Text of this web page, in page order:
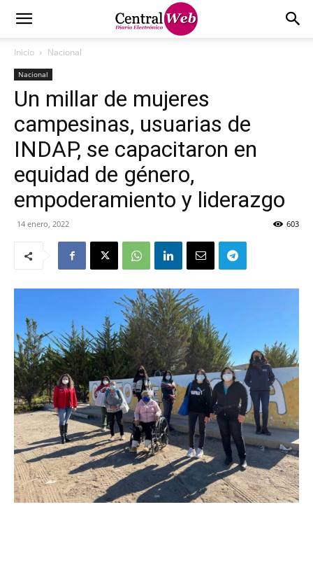
Inicio Nacional
Nacional
Un millar de mujeres
campesinas, usuarias de
INDAP, se capacitaron en
equidad de género,
empoderamiento y liderazgo
14 enero, 2022 603